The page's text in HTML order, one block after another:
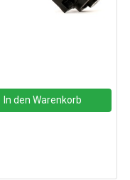
In den Warenkorb